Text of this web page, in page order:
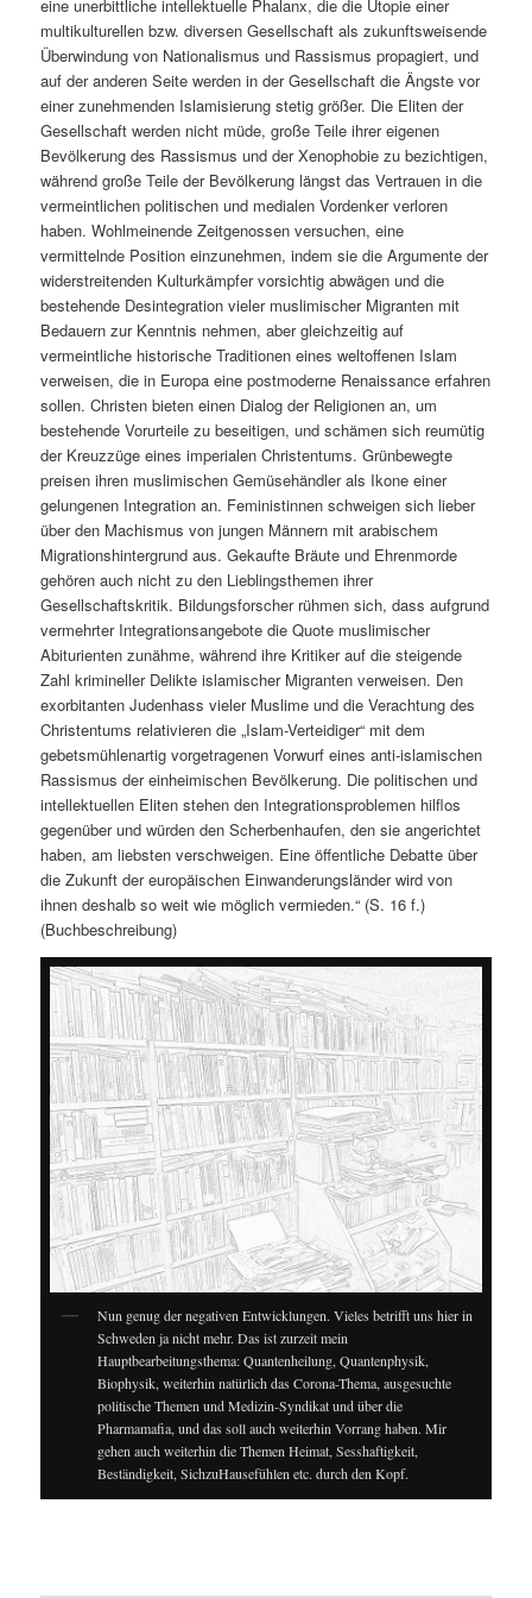
eine unerbittliche intellektuelle Phalanx, die die Utopie einer
multikulturellen bzw. diversen Gesellschaft als zukunftsweisende
Überwindung von Nationalismus und Rassismus propagiert, und
auf der anderen Seite werden in der Gesellschaft die Ängste vor
einer zunehmenden Islamisierung stetig größer. Die Eliten der
Gesellschaft werden nicht müde, große Teile ihrer eigenen
Bevölkerung des Rassismus und der Xenophobie zu bezichtigen,
während große Teile der Bevölkerung längst das Vertrauen in die
vermeintlichen politischen und medialen Vordenker verloren
haben. Wohlmeinende Zeitgenossen versuchen, eine
vermittelnde Position einzunehmen, indem sie die Argumente der
widerstreitenden Kulturkämpfer vorsichtig abwägen und die
bestehende Desintegration vieler muslimischer Migranten mit
Bedauern zur Kenntnis nehmen, aber gleichzeitig auf
vermeintliche historische Traditionen eines weltoffenen Islam
verweisen, die in Europa eine postmoderne Renaissance erfahren
sollen. Christen bieten einen Dialog der Religionen an, um
bestehende Vorurteile zu beseitigen, und schämen sich reumütig
der Kreuzzüge eines imperialen Christentums. Grünbewegte
preisen ihren muslimischen Gemüsehändler als Ikone einer
gelungenen Integration an. Feministinnen schweigen sich lieber
über den Machismus von jungen Männern mit arabischem
Migrationshintergrund aus. Gekaufte Bräute und Ehrenmorde
gehören auch nicht zu den Lieblingsthemen ihrer
Gesellschaftskritik. Bildungsforscher rühmen sich, dass aufgrund
vermehrter Integrationsangebote die Quote muslimischer
Abiturienten zunähme, während ihre Kritiker auf die steigende
Zahl krimineller Delikte islamischer Migranten verweisen. Den
exorbitanten Judenhass vieler Muslime und die Verachtung des
Christentums relativieren die „Islam-Verteidiger“ mit dem
gebetsmühlenartig vorgetragenen Vorwurf eines anti-islamischen
Rassismus der einheimischen Bevölkerung. Die politischen und
intellektuellen Eliten stehen den Integrationsproblemen hilflos
gegenüber und würden den Scherbenhaufen, den sie angerichtet
haben, am liebsten verschweigen. Eine öffentliche Debatte über
die Zukunft der europäischen Einwanderungsländer wird von
ihnen deshalb so weit wie möglich vermieden.“ (S. 16 f.)
(Buchbeschreibung)
Nun genug der negativen Entwicklungen. Vieles betrifft uns hier in
Schweden ja nicht mehr. Das ist zurzeit mein
Hauptbearbeitungsthema: Quantenheilung, Quantenphysik,
Biophysik, weiterhin natürlich das Corona-Thema, ausgesuchte
politische Themen und Medizin-Syndikat und über die
Pharmamafia, und das soll auch weiterhin Vorrang haben. Mir
gehen auch weiterhin die Themen Heimat, Sesshaftigkeit,
Beständigkeit, SichzuHausefühlen etc. durch den Kopf.